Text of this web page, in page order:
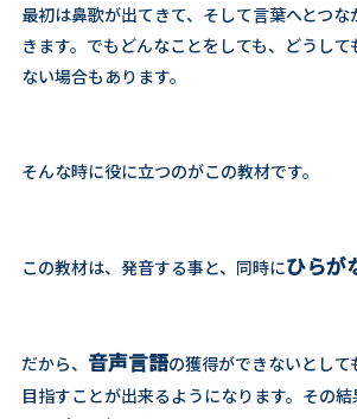
最初は鼻歌が出てきて、そして言葉へとつな
きます。でもどんなことをしても、どうし
ない場合もあります。
そんな時に役に立つのがこの教材です。
この教材は、発音する事と、同時にひらが
だから、 音声言語の獲得ができないとして
目指すことが出来るようになります。その結